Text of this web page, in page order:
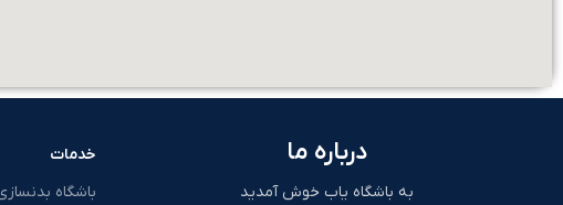
درباره ما
به باشگاه یاب خوش آمدید
خدمات
باشگاه